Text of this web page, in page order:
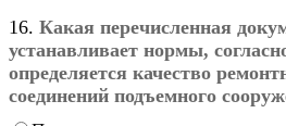
16. Какая перечисленная
устанавливает нормы,
определяется качество
соединений подъемного